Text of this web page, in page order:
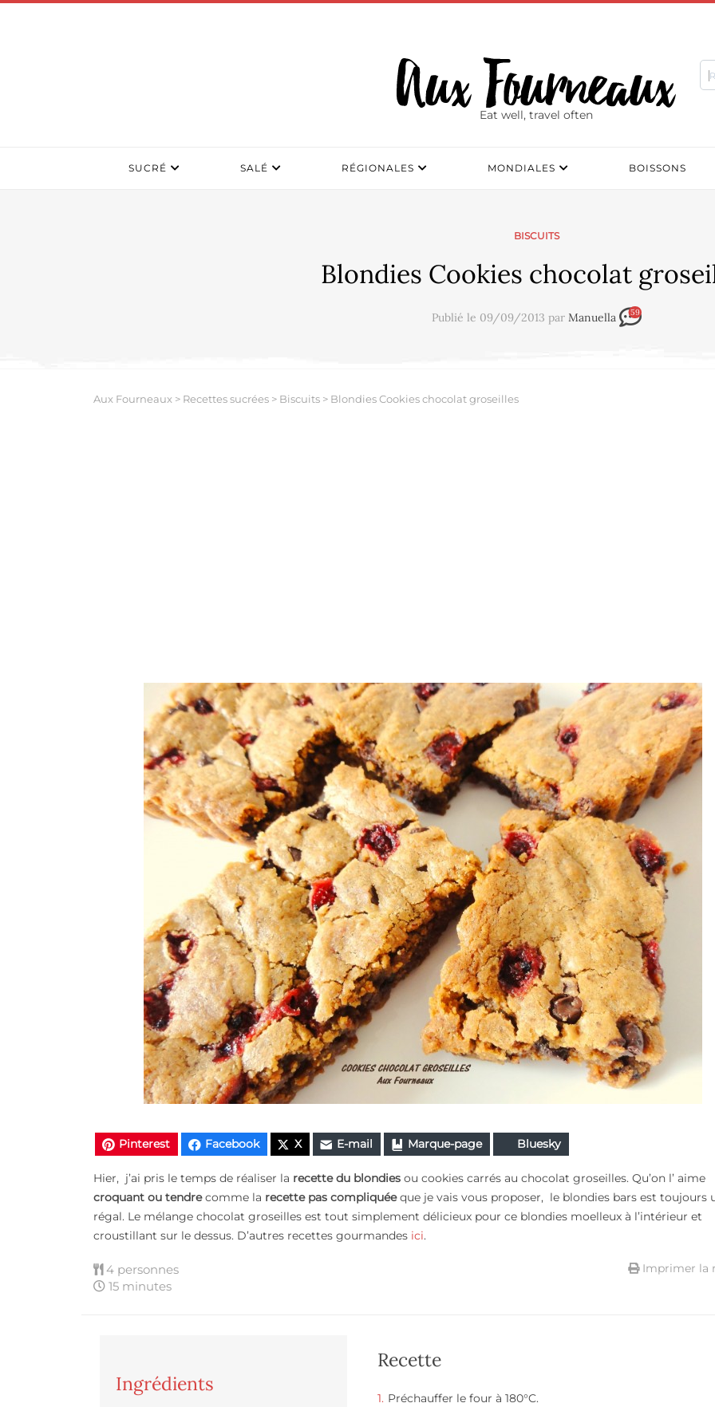
Eat well, travel often
SUCRÉ SALÉ RÉGIONALES MONDIALES BOISSONS
BISCUITS
Blondies Cookies chocolat
Publié le 09/09/2013 par Manuella 59
Aux Fourneaux > Recettes sucrées > Biscuits > Blondies Cookies chocolat groseilles
Pinterest Facebook X E-mail Marque-page Bluesky
Hier, j’ai pris le temps de réaliser la recette du blondies ou cookies carrés au chocolat groseilles. Qu’on l’ aime
croquant ou tendrecomme la recette pas compliquéeque je vais vous proposer, le blondies bars est toujours
régal. Le mélange chocolat groseilles est tout simplement délicieux pour ce blondies moelleux à l’intérieur et
croustillant sur le dessus. D’autres recettes gourmandes ici.
4 personnes
15 minutes
Imprimer la
Ingrédients
Recette
Préchauffer le four à 180°C.